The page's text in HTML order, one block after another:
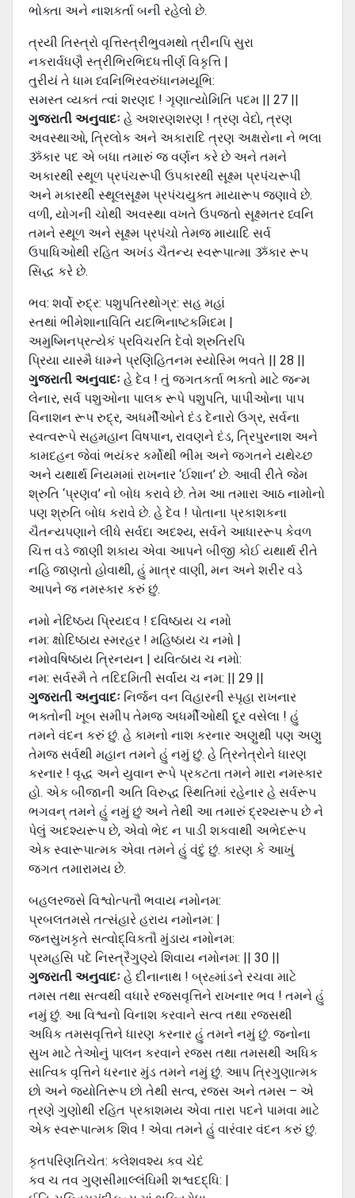
ભોક્તા અને નાશકર્તા બની રહેલો છે.
ત્રયી તિસ્ત્રો વૃત્તિસ્ત્રીભુવમથો ત્રીનપિ સુરા
નકરાર્વધણૈ સ્ત્રીભિરભિદધત્તીર્ણ વિકૃત્તિ |
તુરીયં તે ધામ ધ્વનિભિરવરુંધાનમયૂભિ:
સમસ્ત વ્યક્તં ત્વાં શરણદ ! ગૃણાત્યોમિતિ પદમ || 27 ||
ગુજરાતી અનુવાદઃ હે અશરણશરણ ! ત્રણ વેદો, ત્રણ
અવસ્થાઓ, ત્રિલોક અને અકારાદિ ત્રણ અક્ષરોના ને ભલા
ૐકાર પદ એ બધા તમારું જ વર્ણન કરે છે અને તમને
અકારથી સ્થૂળ પ્રપંચરૂપી ઉપકારથી સૂક્ષ્મ પ્રપંચરૂપી
અને મકારથી સ્થૂલસૂક્ષ્મ પ્રપંચયુક્ત માયારૂપ જણાવે છે.
વળી, યોગની ચોથી અવસ્થા વખતે ઉપજતો સૂક્ષ્મતર ધ્વનિ
તમને સ્થૂળ અને સૂક્ષ્મ પ્રપંચો તેમજ માયાદિ સર્વ
ઉપાધિઓથી રહિત અખંડ ચૈતન્ય સ્વરૂપાત્મા ૐકાર રૂપ
સિદ્ધ કરે છે.
ભવ: શર્વો રુદ્ર: પશુપતિરથોગ્ર: સહ મહાં
સ્તથાં ભીમેશાનાવિતિ યદભિનાષ્ટકમિદમ |
અમુષ્મિનપ્રત્યેકં પ્રવિચરતિ દેવો શ્રુતિરપિ
પ્રિયા યાસ્મૈ ધામ્ને પ્રણિહિતનમ સ્યોસ્મિ ભવતે || 28 ||
ગુજરાતી અનુવાદઃ હે દેવ ! તું જગતકર્તા ભક્તો માટે જન્મ
લેનાર, સર્વ પશુઓના પાલક રૂપે પશુપતિ, પાપીઓના પાપ
વિનાશન રૂપ રુદ્ર, અધર્મીઓને દંડ દેનારો ઉગ્ર, સર્વના
સ્વત્વરૂપે સહમહાન વિષપાન, રાવણને દંડ, ત્રિપુરનાશ અને
કામદહન જેવાં ભયંકર કર્મોથી ભીમ અને જગતને યથેચ્છ
અને યથાર્થ નિયમમાં રાખનાર ‘ઈશાન’ છે. આવી રીતે જેમ
શ્રુતિ ‘પ્રણવ’ નો બોધ કરાવે છે. તેમ આ તમારા આઠ નામોનો
પણ શ્રુતિ બોધ કરાવે છે. હે દેવ ! પોતાના પ્રકાશકના
ચૈતન્યપણાને લીધે સર્વદા અદશ્ય, સર્વને આધારરૂપ કેવળ
ચિત્ત વડે જાણી શકાય એવા આપને બીજી કોઈ યથાર્થ રીતે
નહિ જાણતો હોવાથી, હું માત્ર વાણી, મન અને શરીર વડે
આપને જ નમસ્કાર કરું છું.
નમો નેદિષ્ઠય પ્રિયદવ ! દવિષ્ઠાય ચ નમો
નમ: ક્ષોદિષ્ઠાય સ્મરહર ! મહિષ્ઠાય ચ નમો |
નમોવષિષ્ઠાય ત્રિનયન | યવિત્ઠાય ચ નમો:
નમ: સર્વસ્મૈ તે તદિદમિતી સર્વાંય ચ નમ: || 29 ||
ગુજરાતી અનુવાદઃ નિર્જન વન વિહારની સ્પૃહા રાખનાર
ભક્તોની ખૂબ સમીપ તેમજ અધર્મીઓથી દૂર વસેલા ! હું
તમને વંદન કરું છું. હે કામનો નાશ કરનાર અણુથી પણ અણુ
તેમજ સર્વથી મહાન તમને હું નમું છું. હે ત્રિનેત્રોને ધારણ
કરનાર ! વૃદ્ધ અને યુવાન રૂપે પ્રકટતા તમને મારા નમસ્કાર
હો. એક બીજાની અતિ વિરુદ્ધ સ્થિતિમાં રહેનાર હે સર્વરૂપ
ભગવન્ તમને હું નમું છું અને તેથી આ તમારું દ્રશ્યરૂપ છે ને
પેલું અદશ્યરૂપ છે, એવો ભેદ ન પાડી શકવાથી અભેદરૂપ
એક સ્વારૂપાત્મક એવા તમને હું વંદું છું. કારણ કે આખું
જગત તમારામય છે.
બહલરજસે વિશ્વોત્પતૌ ભવાય નમોનમ:
પ્રબલતમસે તત્સંહારે હરાય નમોનમ: |
જનસુખકૃતે સત્વોદ્વિકતૌ મુંડાય નમોનમ:
પ્રમહસિ પદે નિસ્ત્રૈગુણ્યે શિવાય નમોનમ: || 30 ||
ગુજરાતી અનુવાદઃ હે દીનાનાથ ! બ્રહ્માંડને રચવા માટે
તમસ તથા સત્વથી વધારે રજસવૃત્તિને રાખનાર ભવ ! તમને હું
નમું છું. આ વિશ્વનો વિનાશ કરવાને સત્વ તથા રજસથી
અધિક તમસવૃત્તિને ધારણ કરનાર હું તમને નમું છું. જનોના
સુખ માટે તેઓનું પાલન કરવાને રજસ તથા તમસથી અધિક
સાત્વિક વૃત્તિને ધરનાર મુંડ તમને નમું છું. આપ ત્રિગુણાત્મક
છો અને જ્યોતિરૂપ છો તેથી સત્વ, રજસ અને તમસ – એ
ત્રણે ગુણોથી રહિત પ્રકાશમય એવા તારા પદને પામવા માટે
એક સ્વરૂપાત્મક શિવ ! એવા તમને હું વારંવાર વંદન કરું છું.
કૃતપરિણતિચેત: કલેશવશ્ય કવ ચેદં
કવ ચ તવ ગુણસીમાલ્લંઘિમી શશ્વદદ્ધિ: |